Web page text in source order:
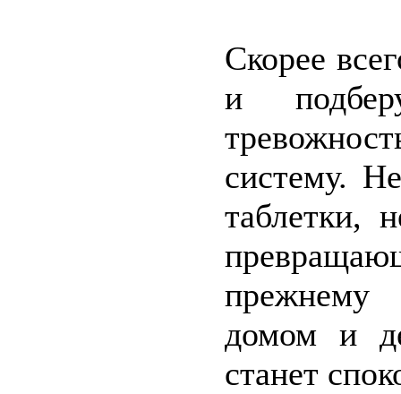
Скорее
и
систему.
таблетки,
прежнему
домом и
станет